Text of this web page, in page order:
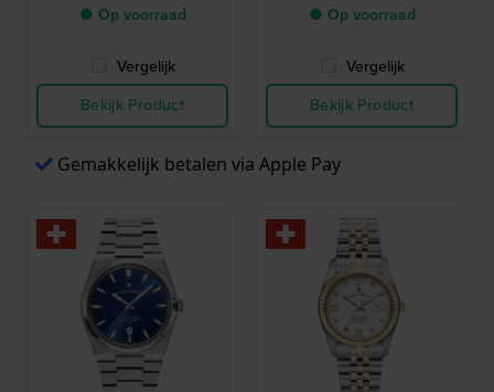
● Op voorraad
Vergelijk
Bekijk Product
● Op voorraad
Vergelijk
Bekijk Product
Gemakkelijk betalen via Apple Pay